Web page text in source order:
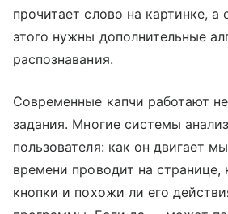
прочитает слово на картинке, а
этого нужны дополнительные
распознавания.
Современные капчи работают
задания. Многие системы
пользователя: как он двигает
времени проводит на странице,
кнопки и похожи ли его